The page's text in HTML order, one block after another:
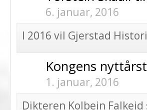
6. januar, 2016
I 2016 vil Gjerstad
Kongens
1. januar, 2016
Dikteren Kolbein Falkeid